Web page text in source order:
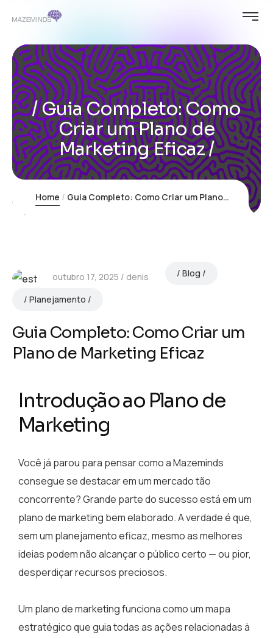
Guia Completo: Como
Criar um Plano de
Marketing Eficaz
Home Guia Completo: Como Criar um Plano de Marketing Eficaz
outubro 17, 2025 denis Blog
Planejamento
Guia Completo: Como Criar um
Plano de Marketing Eficaz
Introdução ao Plano de
Marketing
Você já parou para pensar como a Mazeminds
consegue se destacar em um mercado tão
concorrente? Grande parte do sucesso está em um
plano de marketing bem elaborado. A verdade é que,
sem um planejamento eficaz, mesmo as melhores
ideias podem não alcançar o público certo — ou pior,
desperdiçar recursos preciosos.
Um plano de marketing funciona como um mapa
estratégico que guia todas as ações relacionadas à